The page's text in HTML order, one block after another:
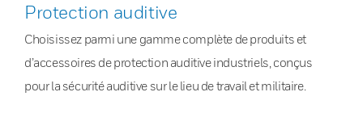
Protection auditive
Choisissez parmi une gamme complète de produits et
d’accessoires de protection auditive industriels, conçus
pour la sécurité auditive sur le lieu de travail et militaire.